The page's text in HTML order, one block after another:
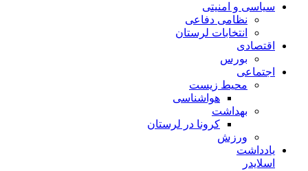
سیاسی و امنیتی
نظامی دفاعی
انتخابات لرستان
اقتصادی
بورس
اجتماعی
محیط زیست
هواشناسی
بهداشت
کرونا در لرستان
ورزش
یادداشت
اسلایدر